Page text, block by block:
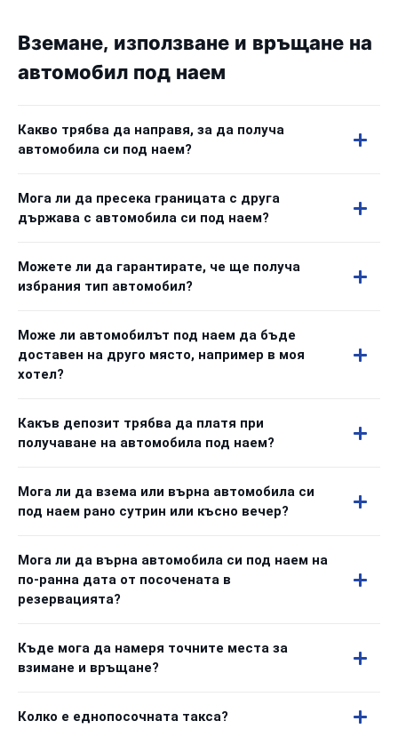
Вземане, използване и връщане на
автомобил под наем
Какво трябва да направя, за да получа
автомобила си под наем?
Мога ли да пресека границата с друга
държава с автомобила си под наем?
Можете ли да гарантирате, че ще получа
избрания тип автомобил?
Може ли автомобилът под наем да бъде
доставен на друго място, например в моя
хотел?
Какъв депозит трябва да платя при
получаване на автомобила под наем?
Мога ли да взема или върна автомобила си
под наем рано сутрин или късно вечер?
Мога ли да върна автомобила си под наем на
по-ранна дата от посочената в
резервацията?
Къде мога да намеря точните места за
взимане и връщане?
Колко е еднопосочната такса?